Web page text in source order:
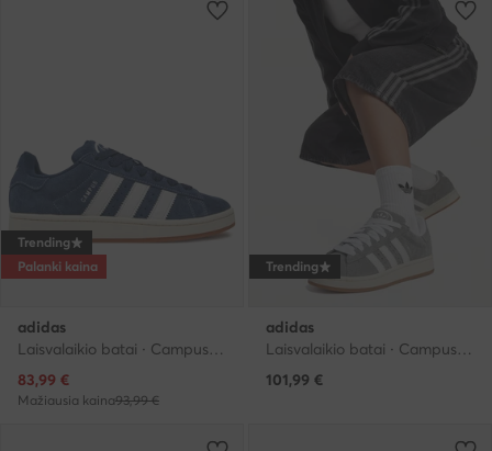
Trending
Palanki kaina
adidas
Laisvalaikio batai · Campus · Tamsiai mėlyna
Dabartinė kaina
83,99 €
Mažiausia kaina93,99 €
Trending
adidas
Laisvalaikio batai · Campus · Pilka
101,99 €